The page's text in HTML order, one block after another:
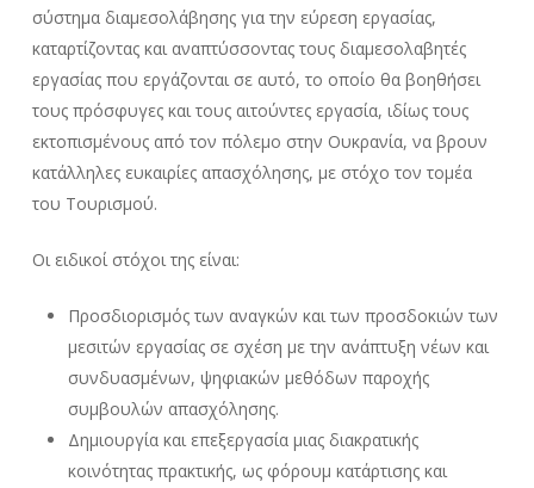
σύστημα διαμεσολάβησης για την εύρεση εργασίας,
καταρτίζοντας και αναπτύσσοντας τους διαμεσολαβητές
εργασίας που εργάζονται σε αυτό, το οποίο θα βοηθήσει
τους πρόσφυγες και τους αιτούντες εργασία, ιδίως τους
εκτοπισμένους από τον πόλεμο στην Ουκρανία, να βρουν
κατάλληλες ευκαιρίες απασχόλησης, με στόχο τον τομέα
του Τουρισμού.
Οι ειδικοί στόχοι της είναι:
Προσδιορισμός των αναγκών και των προσδοκιών των
μεσιτών εργασίας σε σχέση με την ανάπτυξη νέων και
συνδυασμένων, ψηφιακών μεθόδων παροχής
συμβουλών απασχόλησης.
Δημιουργία και επεξεργασία μιας διακρατικής
κοινότητας πρακτικής, ως φόρουμ κατάρτισης και